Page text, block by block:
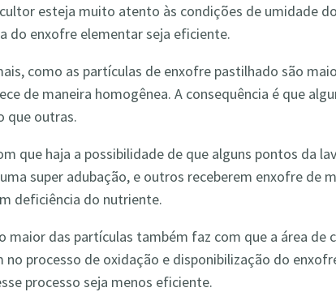
esteja muito atento às condições de umidade
do enxofre elementar seja eficiente.
como as partículas de enxofre pastilhado são
de maneira homogênea. A consequência é que
que outras.
que haja a possibilidade de que alguns pontos da
super adubação, e outros receberem enxofre de
deficiência do nutriente.
maior das partículas também faz com que a área
no processo de oxidação e disponibilização do
processo seja menos eficiente.